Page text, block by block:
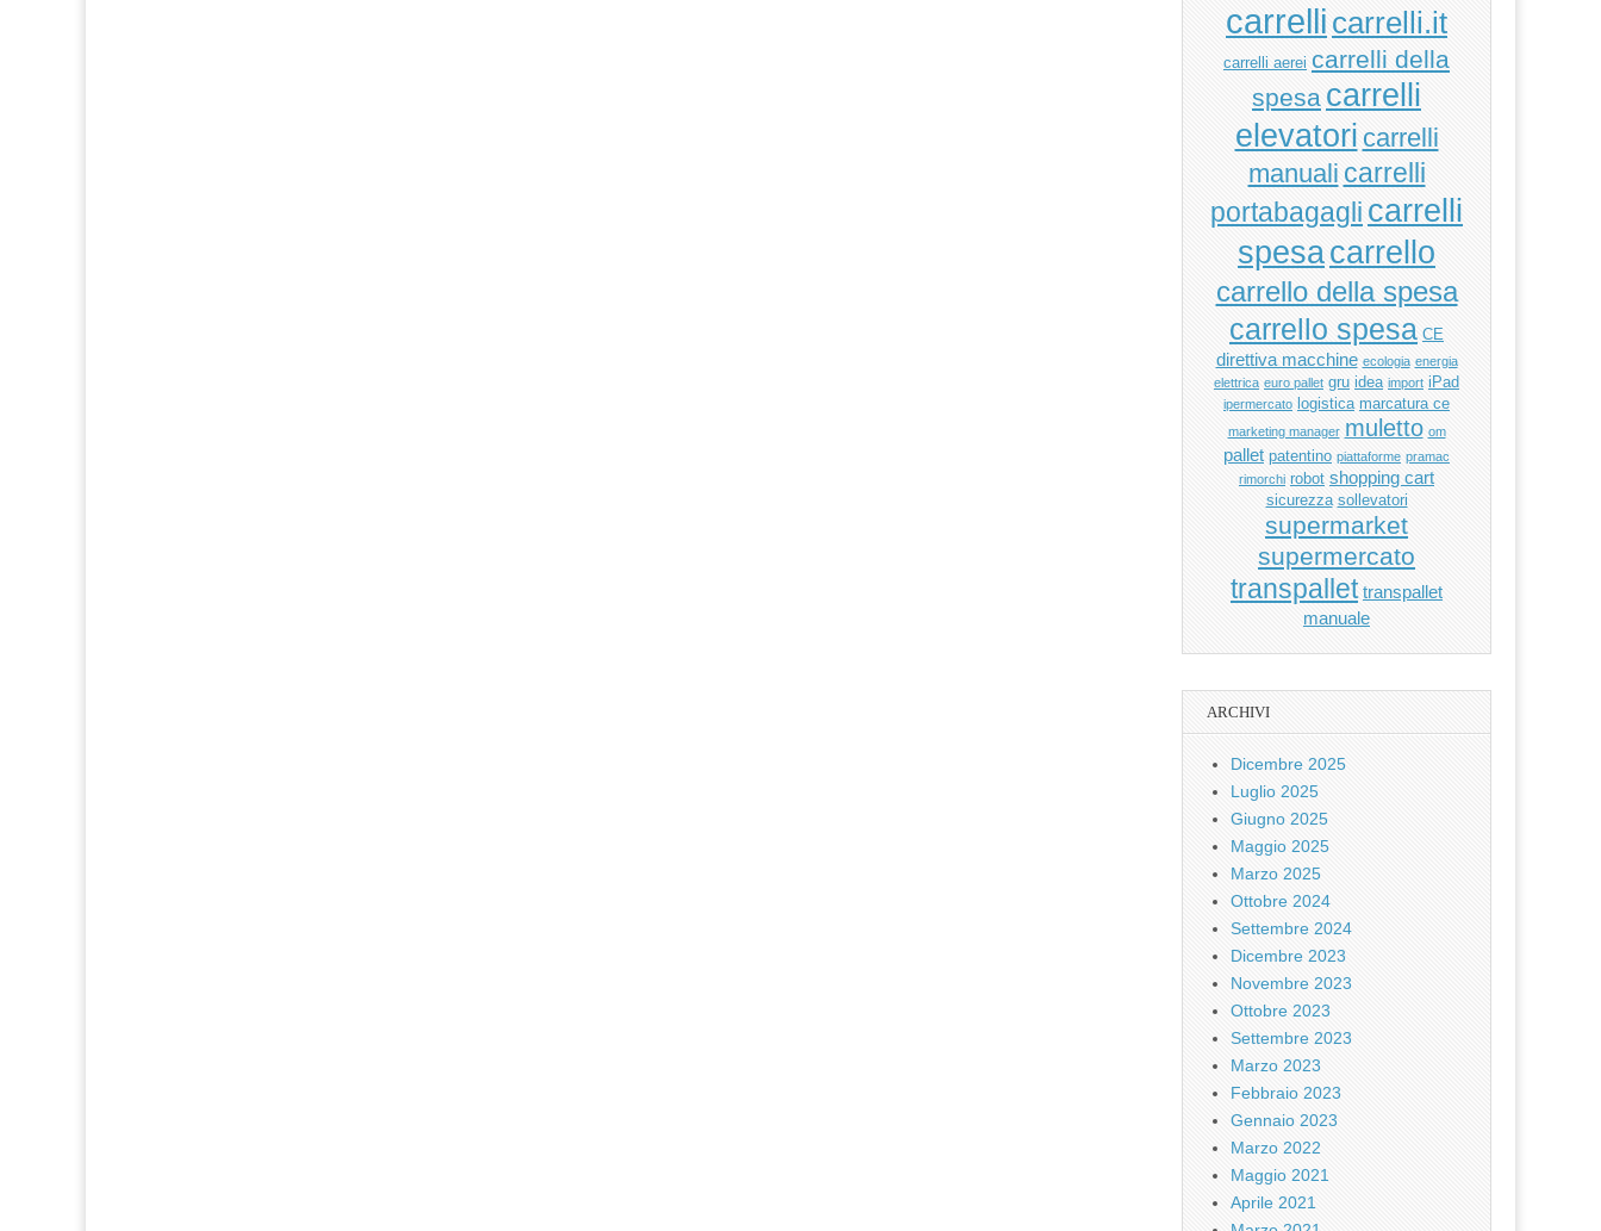
carrelli carrelli.it
carrelli aerei carrelli della
spesa carrelli
elevatori carrelli
manuali carrelli
portabagagli carrelli
spesacarrello
carrello della spesa
carrello spesa CE
direttiva macchine ecologia energia
elettrica euro pallet gru idea import iPad
ipermercato logistica marcatura ce
marketing manager muletto om
pallet patentino piattaforme pramac
rimorchi robot shopping cart
sicurezza sollevatori
supermarket
supermercato
transpallet transpallet
manuale
ARCHIVI
Dicembre 2025
Luglio 2025
Giugno 2025
Maggio 2025
Marzo 2025
Ottobre 2024
Settembre 2024
Dicembre 2023
Novembre 2023
Ottobre 2023
Settembre 2023
Marzo 2023
Febbraio 2023
Gennaio 2023
Marzo 2022
Maggio 2021
Aprile 2021